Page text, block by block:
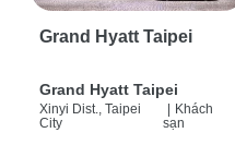
Grand Hyatt Taipei
Grand Hyatt Taipei
Xinyi Dist., Taipei
City
Khách
sạn